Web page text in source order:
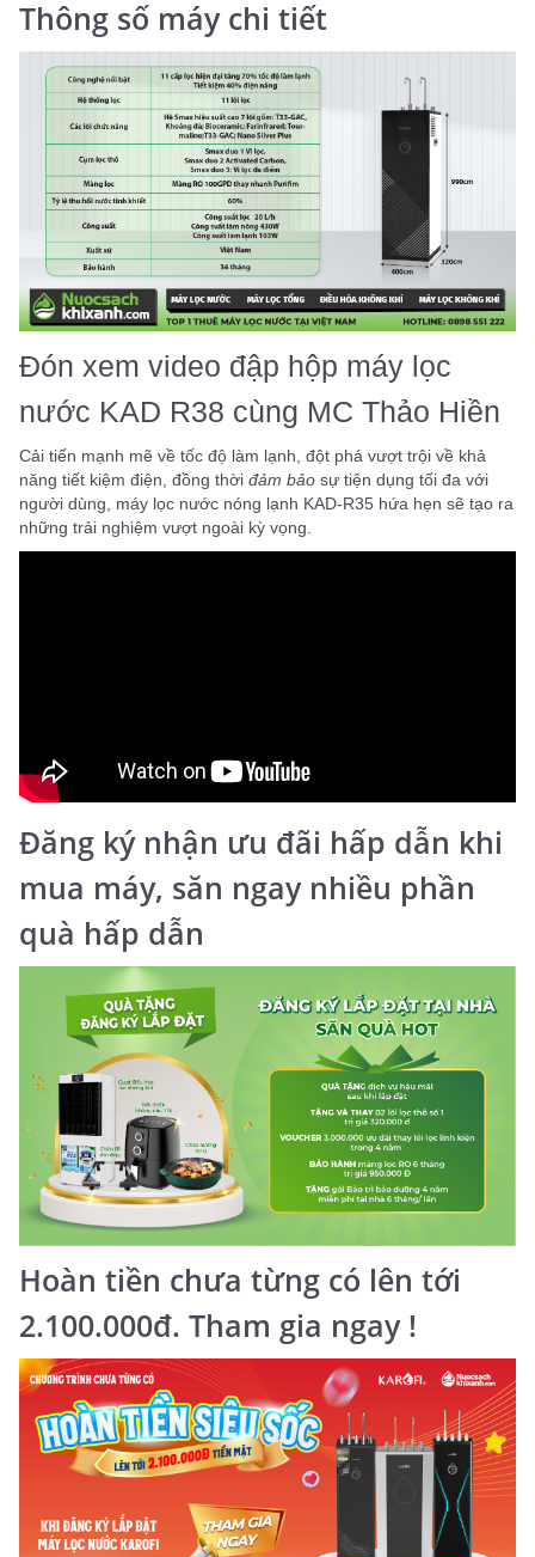
Thông số máy chi tiết
Đón xem video đập hộp máy lọc
nước KAD R38 cùng MC Thảo Hiền
Cải tiến mạnh mẽ về tốc độ làm lạnh, đột phá vượt trội về khả
năng tiết kiệm điện, đồng thời đảm bảo sự tiện dụng tối đa với
người dùng, máy lọc nước nóng lạnh KAD-R35 hứa hẹn sẽ tạo ra
những trải nghiệm vượt ngoài kỳ vọng.
Đăng ký nhận ưu đãi hấp dẫn khi
mua máy, săn ngay nhiều phần
quà hấp dẫn
Hoàn tiền chưa từng có lên tới
2.100.000đ. Tham gia ngay !